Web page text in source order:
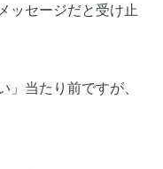
ッセージだと受け止
」当たり前ですが、